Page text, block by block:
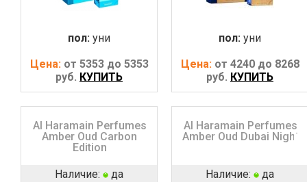
пол: уни
Цена: от 5353 до 5353
руб. КУПИТЬ
пол: уни
Цена: от 4240 до 8268
руб. КУПИТЬ
Al Haramain Perfumes
Amber Oud Carbon
Edition
Наличие: да
Al Haramain Perfumes
Amber Oud Dubai Night
Наличие: да